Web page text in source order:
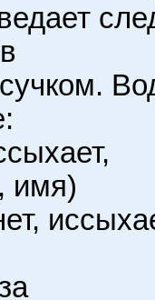
имя)